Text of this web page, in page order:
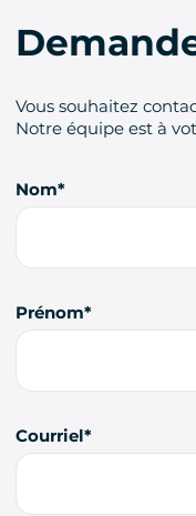
Vous souhaitez
Notre équipe est à
Nom
Prénom
Courriel